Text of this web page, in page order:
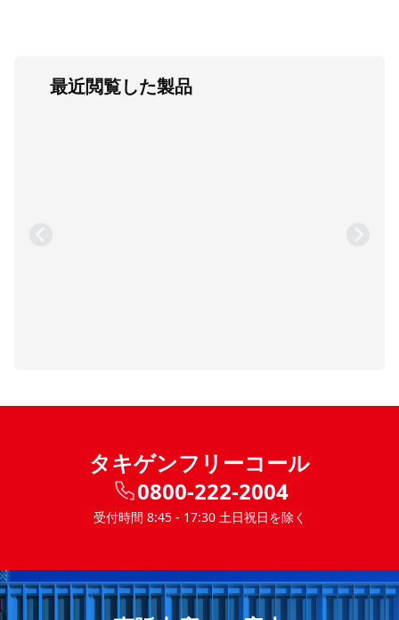
最近閲覧した製品
タキゲンフリーコール
0800-222-2004
受付時間 8:45 - 17:30 土日祝日を除く